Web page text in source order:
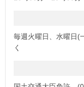
毎週火曜日、水曜日(
く